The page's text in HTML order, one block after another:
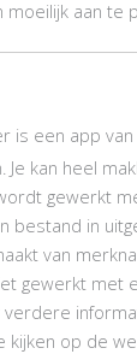
moeilijk aan te
is een app
Je kan heel
gewerkt
bestand in
van
gewerkt met
verdere
kijken op de